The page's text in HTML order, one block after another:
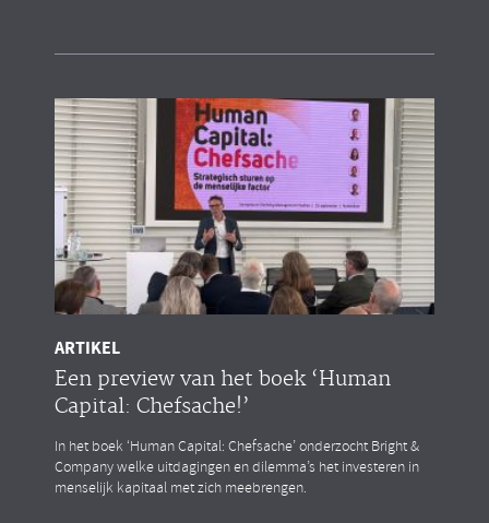
ARTIKEL
Een preview van het boek ‘Human
Capital: Chefsache!’
In het boek ‘Human Capital: Chefsache’ onderzocht Bright &
Company welke uitdagingen en dilemma’s het investeren in
menselijk kapitaal met zich meebrengen.